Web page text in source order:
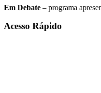
Em Debate – programa
Acesso Rápido